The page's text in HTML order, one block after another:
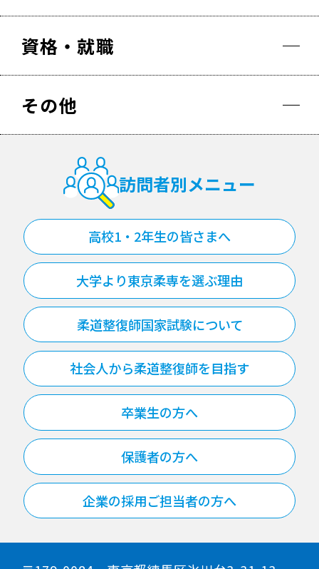
資格・就職
その他
訪問者別メニュー
高校1・2年生の皆さまへ
大学より東京柔専を選ぶ理由
柔道整復師国家試験について
社会人から柔道整復師を目指す
卒業生の方へ
保護者の方へ
企業の採用ご担当者の方へ